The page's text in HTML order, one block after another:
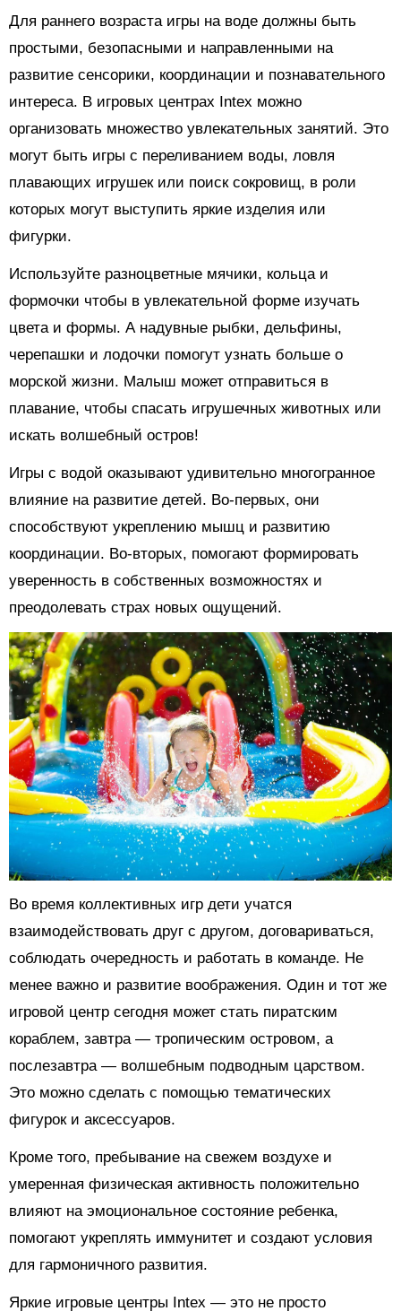
Для раннего возраста игры на воде должны быть
простыми, безопасными и направленными на
развитие сенсорики, координации и познавательного
интереса. В игровых центрах Intex можно
организовать множество увлекательных занятий. Это
могут быть игры с переливанием воды, ловля
плавающих игрушек или поиск сокровищ, в роли
которых могут выступить яркие изделия или
фигурки.
Используйте разноцветные мячики, кольца и
формочки чтобы в увлекательной форме изучать
цвета и формы. А надувные рыбки, дельфины,
черепашки и лодочки помогут узнать больше о
морской жизни. Малыш может отправиться в
плавание, чтобы спасать игрушечных животных или
искать волшебный остров!
Игры с водой оказывают удивительно многогранное
влияние на развитие детей. Во-первых, они
способствуют укреплению мышц и развитию
координации. Во-вторых, помогают формировать
уверенность в собственных возможностях и
преодолевать страх новых ощущений.
Во время коллективных игр дети учатся
взаимодействовать друг с другом, договариваться,
соблюдать очередность и работать в команде. Не
менее важно и развитие воображения. Один и тот же
игровой центр сегодня может стать пиратским
кораблем, завтра — тропическим островом, а
послезавтра — волшебным подводным царством.
Это можно сделать с помощью тематических
фигурок и аксессуаров.
Кроме того, пребывание на свежем воздухе и
умеренная физическая активность положительно
влияют на эмоциональное состояние ребенка,
помогают укреплять иммунитет и создают условия
для гармоничного развития.
Яркие игровые центры Intex — это не просто